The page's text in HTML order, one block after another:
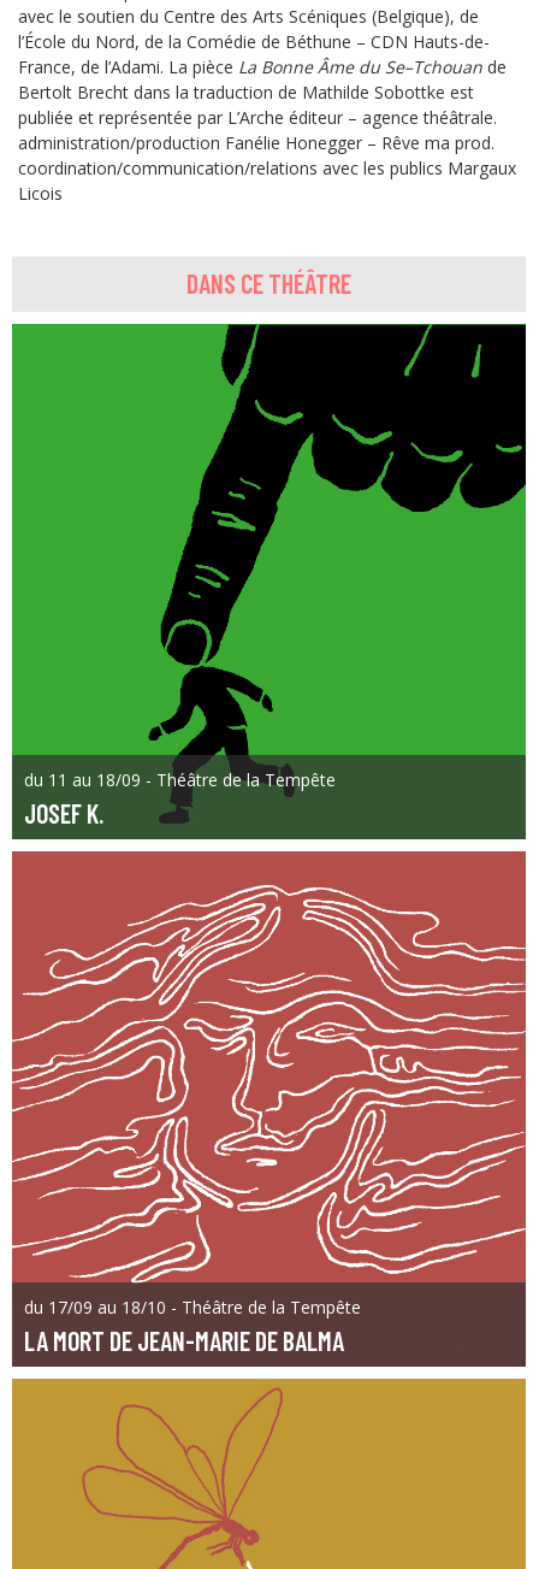
avec le soutien du Centre des Arts Scéniques (Belgique), de
l’École du Nord, de la Comédie de Béthune – CDN Hauts-de-
France, de l’Adami. La pièce La Bonne Âme du Se–Tchouan de
Bertolt Brecht dans la traduction de Mathilde Sobottke est
publiée et représentée par L’Arche éditeur – agence théâtrale.
administration/production Fanélie Honegger – Rêve ma prod.
coordination/communication/relations avec les publics Margaux
Licois
DANS CE THÉÂTRE
du 11 au 18/09 - Théâtre de la Tempête
JOSEF K.
du 17/09 au 18/10 - Théâtre de la Tempête
LA MORT DE JEAN-MARIE DE BALMA